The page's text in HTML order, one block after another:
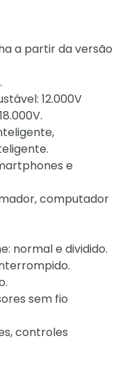
a partir da versão
12.000V
e
computador
normal e dividido.
sem fio
controles